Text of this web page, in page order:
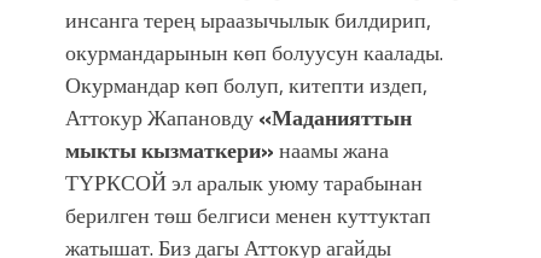
инсанга терең ыраазычылык билдирип,
окурмандарынын көп болуусун каалады.
Окурмандар көп болуп, китепти издеп,
Аттокур Жапановду«Маданияттын
мыкты кызматкери»наамы жана
ТҮРКСОЙ эл аралык уюму тарабынан
берилген төш белгиси менен куттуктап
жатышат. Биз дагы Аттокур агайды